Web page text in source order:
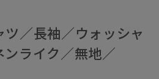
／長袖／ウォッシャ
ライク／無地／